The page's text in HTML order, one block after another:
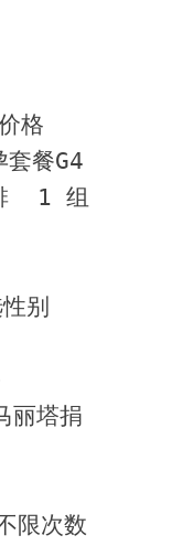
格
套餐G4
1 组
别
丽塔捐